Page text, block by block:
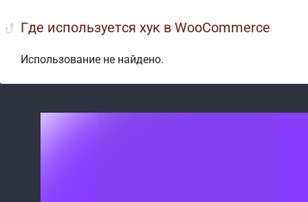
Где используется хук в WooCommerce
Использование не найдено.